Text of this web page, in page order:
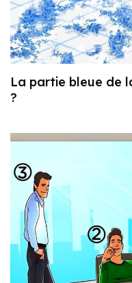
La partie bleue de
?